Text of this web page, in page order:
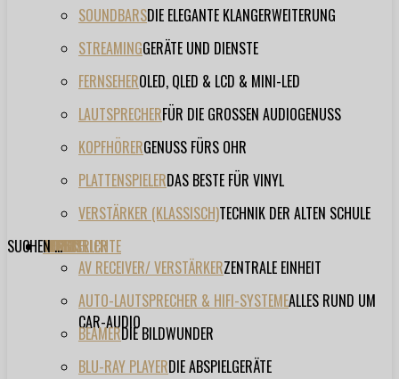
SOUNDBARSDIE ELEGANTE KLANGERWEITERUNG
STREAMINGGERÄTE UND DIENSTE
FERNSEHEROLED, QLED & LCD & MINI-LED
LAUTSPRECHERFÜR DIE GROSSEN AUDIOGENUSS
KOPFHÖRERGENUSS FÜRS OHR
PLATTENSPIELERDAS BESTE FÜR VINYL
VERSTÄRKER (KLASSISCH)TECHNIK DER ALTEN SCHULE
TESTBERICHTE
AV RECEIVER/ VERSTÄRKERZENTRALE EINHEIT
AUTO-LAUTSPRECHER & HIFI-SYSTEMEALLES RUND UM
CAR-AUDIO
BEAMERDIE BILDWUNDER
BLU-RAY PLAYERDIE ABSPIELGERÄTE
FORUM
FILME
VIDEOS
HERSTELLER
EVENT
SUCHEN ...